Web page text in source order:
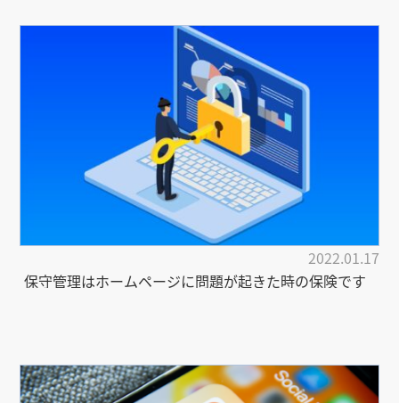
2022.01.17
保守管理はホームページに問題が起きた時の保険です